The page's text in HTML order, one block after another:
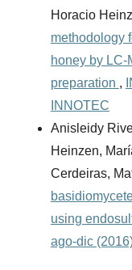
Horacio
methodology
honey by LC-
preparation ,
INNOTEC
Anisleidy
Heinzen,
Cerdeiras,
using
ago-dic